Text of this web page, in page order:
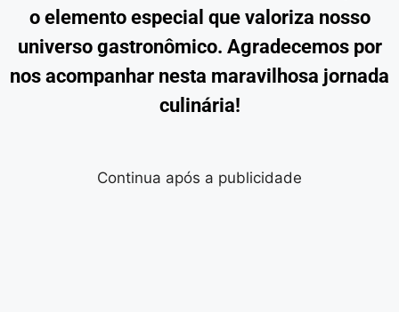
o elemento especial que valoriza nosso
universo gastronômico. Agradecemos por
nos acompanhar nesta maravilhosa jornada
culinária!
Continua após a publicidade